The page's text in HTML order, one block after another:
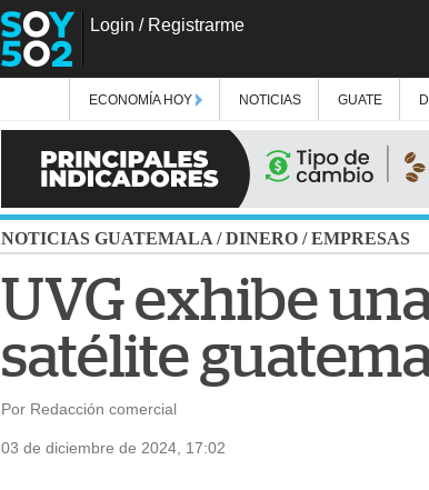
Login / Registrarme
ECONOMÍA HOY NOTICIAS GUATE
NOTICIAS GUATEMALA /DINERO /EMPRESAS
UVG exhibe
satélite
Por Redacción comercial
03 de diciembre de 2024, 17:02